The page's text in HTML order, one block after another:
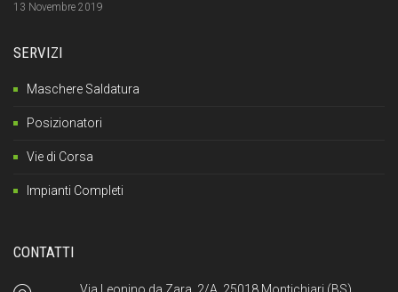
13 Novembre 2019
SERVIZI
Maschere Saldatura
Posizionatori
Vie di Corsa
Impianti Completi
CONTATTI